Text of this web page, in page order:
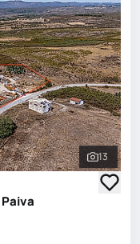
Ver
13